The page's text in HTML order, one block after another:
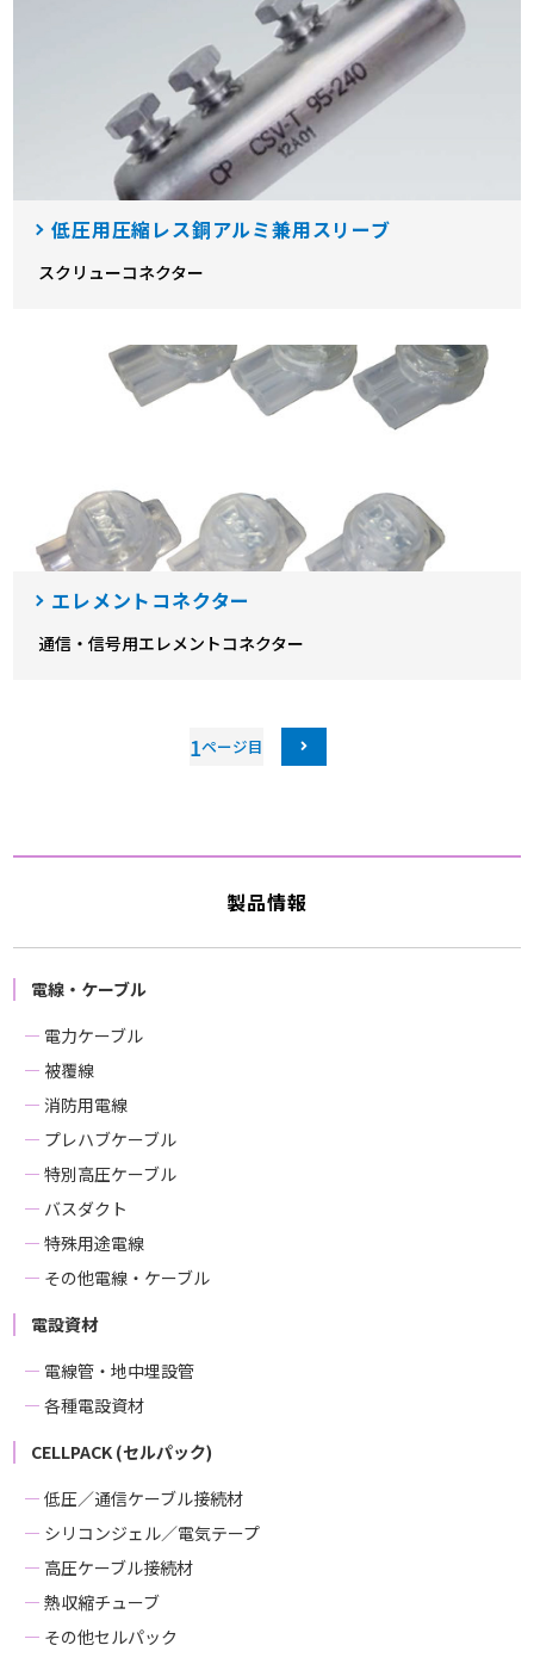
低圧用圧縮レス銅アルミ兼用スリーブ
スクリューコネクター
エレメントコネクター
通信・信号用エレメントコネクター
1
製品情報
電線・ケーブル
電力ケーブル
被覆線
消防用電線
プレハブケーブル
特別高圧ケーブル
バスダクト
特殊用途電線
その他電線・ケーブル
電設資材
電線管・地中埋設管
各種電設資材
CELLPACK (セルパック)
低圧／通信ケーブル接続材
シリコンジェル／電気テープ
高圧ケーブル接続材
熱収縮チューブ
その他セルパック